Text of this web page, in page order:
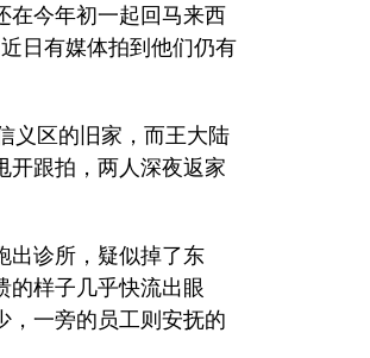
在今年初一起回马来西
日有媒体拍到他们仍有
义区的旧家，而王大陆
开跟拍，两人深夜返家
出诊所，疑似掉了东
的样子几乎快流出眼
，一旁的员工则安抚的